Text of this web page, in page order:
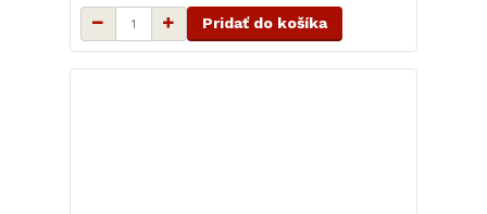
Pridať do košíka